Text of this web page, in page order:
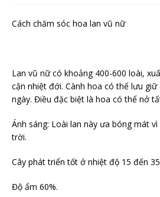
Cách chăm sóc hoa lan vũ nữ
Lan vũ nữ có khoảng 400-600 loài,
cận nhiệt đới. Cành hoa có thể lưu
ngày. Điều đặc biệt là hoa có thể nở
Ánh sáng: Loài lan này ưa bóng mát
trời.
Cây phát triển tốt ở nhiệt độ 15 đến
Độ ẩm 60%.